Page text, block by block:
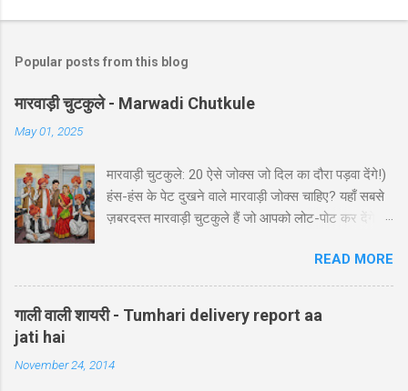
Popular posts from this blog
मारवाड़ी चुटकुले - Marwadi Chutkule
May 01, 2025
मारवाड़ी चुटकुले: 20 ऐसे जोक्स जो दिल का दौरा पड़वा देंगे!)
हंस-हंस के पेट दुखने वाले मारवाड़ी जोक्स चाहिए? यहाँ सबसे
ज़बरदस्त मारवाड़ी चुटकुले हैं जो आपको लोट-पोट कर देंगे! ⚡
पढ़ते ही हंसी नहीं रोक पाएंगे आप! 🤪 😂 मारवाड़ी हंसी के
धमाकेदार जोक्स 💥 "एक मारवाड़ी ने अपनी बीवी को गिफ्ट में
डायमंड रिंग दी। बीवी खुश होकर बोली: 'ये तो असली लगती
है!' मारवाड़ी: 'हां प्रिये, बिल्कुल असली... दुकानदार ने मुझे
इन चाइना'* 😂" Copy "मारवाड़ी बेटा: पापा! मैंने ₹10,000
READ MORE
गाली वाली शायरी - Tumhari delivery report aa
jati hai
November 24, 2014